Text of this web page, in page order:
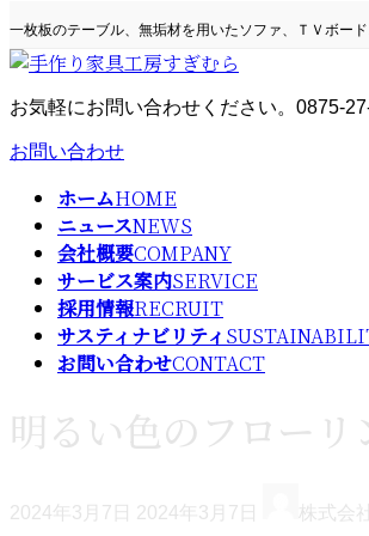
ン
テ
ツ
ス
ビ
ゲ
シ
ン
一枚板のテーブル、無垢材を用いたソファ、ＴＶボー
お気軽にお問い合わせください。 0875-
お問い合わせ
ホームHOME
ニュースNEWS
会社概要COMPANY
サービス案内SERVICE
採用情報RECRUIT
サスティナビリティ
お問い合わせCONTACT
明るい色のフロー
2024年3月7日
終
2024年3月7日 株式会